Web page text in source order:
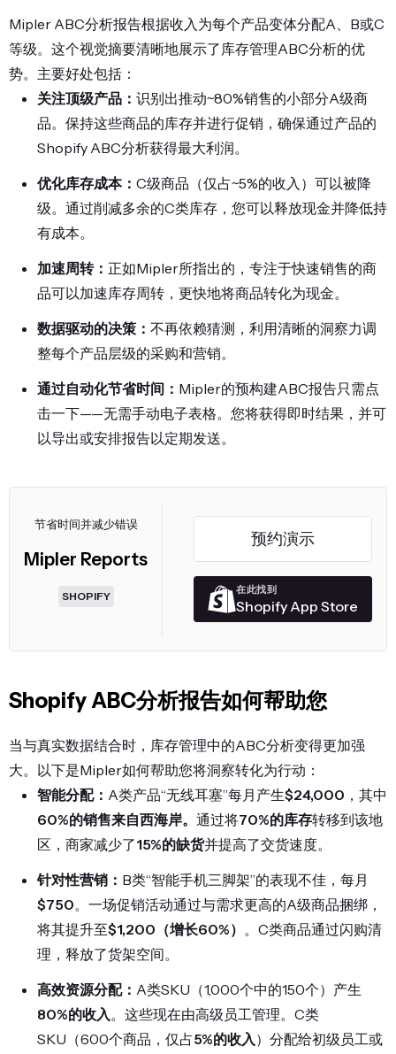
Mipler ABC分析报告根据收入为每个产品变体分配A、B或C
等级。这个视觉摘要清晰地展示了库存管理ABC分析的优
势。主要好处包括：
关注顶级产品： 识别出推动~80%销售的小部分A级商
品。保持这些商品的库存并进行促销，确保通过产品的
Shopify ABC分析获得最大利润。
优化库存成本： C级商品（仅占~5%的收入）可以被降
级。通过削减多余的C类库存，您可以释放现金并降低持
有成本。
加速周转： 正如Mipler所指出的，专注于快速销售的商
品可以加速库存周转，更快地将商品转化为现金。
数据驱动的决策： 不再依赖猜测，利用清晰的洞察力调
整每个产品层级的采购和营销。
通过自动化节省时间： Mipler的预构建ABC报告只需点
击一下——无需手动电子表格。您将获得即时结果，并可
以导出或安排报告以定期发送。
节省时间并减少错误
Mipler Reports
SHOPIFY
预约演示
在此找到
Shopify App Store
Shopify ABC分析报告如何帮助您
当与真实数据结合时，库存管理中的ABC分析变得更加强
大。以下是Mipler如何帮助您将洞察转化为行动：
智能分配： A类产品“无线耳塞”每月产生$24,000 ，其中
60%的销售来自西海岸。 通过将70%的库存转移到该地
区，商家减少了15%的缺货并提高了交货速度。
针对性营销： B类“智能手机三脚架”的表现不佳，每月
$750。一场促销活动通过与需求更高的A级商品捆绑，
将其提升至$1,200（增长60%） 。C类商品通过闪购清
理，释放了货架空间。
高效资源分配： A类SKU（1,000个中的150个）产生
80%的收入。这些现在由高级员工管理。C类
SKU（600个商品，仅占5%的收入）分配给初级员工或